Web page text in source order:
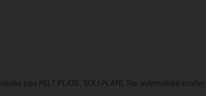
typu FELT PLATE, SOLI PLATE. Pro automatické